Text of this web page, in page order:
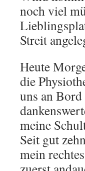
noch viel
Streit
Heute
die
uns an
meine
Seit gut
mein